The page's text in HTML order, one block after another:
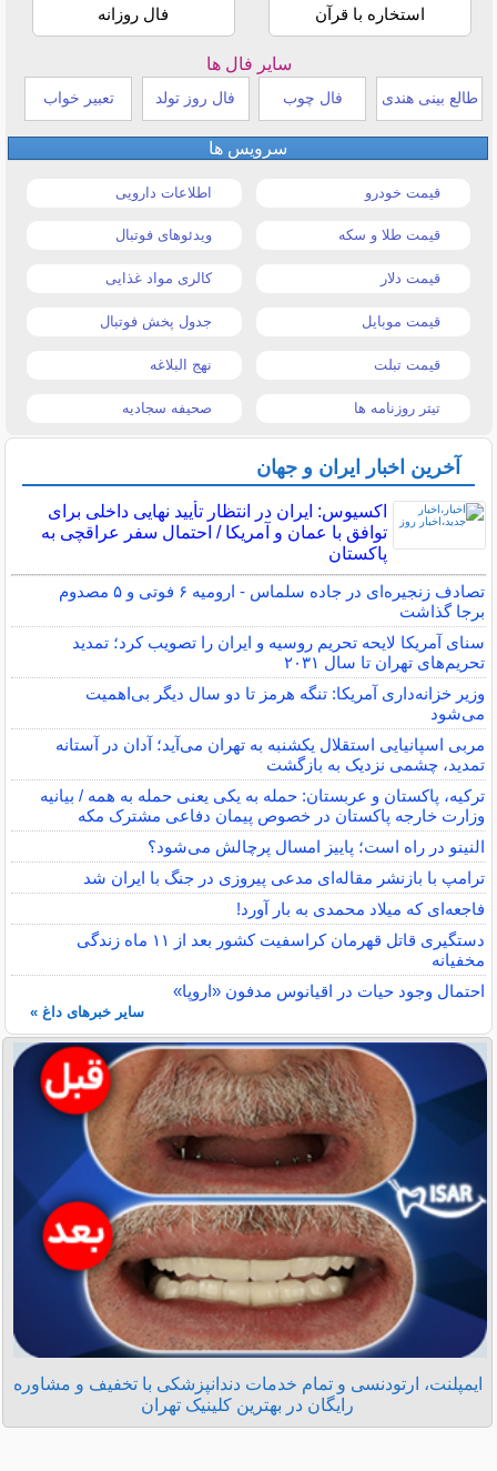
استخاره با قرآن فال روزانه
سایر فال ها
طالع بینی هندی فال چوب فال روز تولد تعبیر خواب
سرویس ها
قیمت خودرو اطلاعات دارویی
قیمت طلا و سکه ویدئوهای فوتبال
قیمت دلار کالری مواد غذایی
قیمت موبایل جدول پخش فوتبال
قیمت تبلت نهج البلاغه
تیتر روزنامه ها صحیفه سجادیه
آخرین اخبار ایران و جهان
اکسیوس: ایران در انتظار تأیید نهایی داخلی برای
توافق با عمان و آمریکا / احتمال سفر عراقچی به
پاکستان
تصادف زنجیره‌ای در جاده سلماس - ارومیه ۶ فوتی و ۵ مصدوم
برجا گذاشت
سنای آمریکا لایحه تحریم روسیه و ایران را تصویب کرد؛ تمدید
تحریم‌های تهران تا سال ۲۰۳۱
وزیر خزانه‌داری آمریکا: تنگه هرمز تا دو سال دیگر بی‌اهمیت
می‌شود
مربی اسپانیایی استقلال یکشنبه به تهران می‌آید؛ آدان در آستانه
تمدید، چشمی نزدیک به بازگشت
ترکیه، پاکستان و عربستان: حمله به یکی یعنی حمله به همه / بیانیه
وزارت خارجه پاکستان در خصوص پیمان دفاعی مشترک مکه
النینو در راه است؛ پاییز امسال پرچالش می‌شود؟
ترامپ با بازنشر مقاله‌ای مدعی پیروزی در جنگ با ایران شد
فاجعه‌ای که میلاد محمدی به بار آورد!
دستگیری قاتل قهرمان کراسفیت کشور بعد از ۱۱ ماه زندگی
مخفیانه
احتمال وجود حیات در اقیانوس مدفون «اروپا»
سایر خبرهای داغ »
ایمپلنت، ارتودنسی و تمام خدمات دندانپزشکی با تخفیف و مشاوره
رایگان در بهترین کلینیک تهران